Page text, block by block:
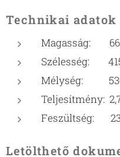
Technikai adatok
Magasság:
Szélesség:
Mélység:
Teljesítmény:
Feszültség:
Letölthető